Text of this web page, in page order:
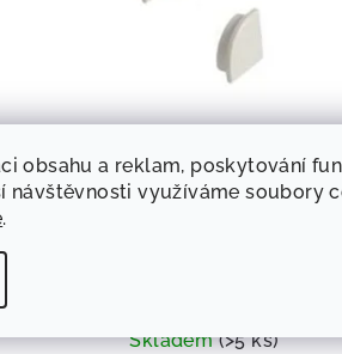
obsahu a reklam, poskytování
návštěvnosti využíváme soubory
.
Skladem(>5 ks)